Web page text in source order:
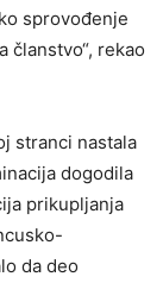
sprovođenje
članstvo“, rekao
stranci nastala
dogodila
prikupljanja
da deo